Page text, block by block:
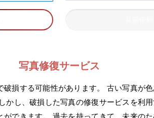
写真修復サービス
破損する可能性があります。 古い写真が
かし、破損した写真の修復サービスを利用